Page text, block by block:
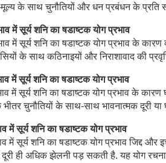
के साथ चुनौतियों और धन प्रबंधन के प्रति
में सूर्य शनि का षडाष्टक योग प्रभाव
में सूर्य शनि का षडाष्टक योग प्रभाव के
के साथ कठिनाइयों और निराशावाद की
में सूर्य शनि का षडाष्टक योग प्रभाव
में सूर्य शनि का षडाष्टक योग प्रभाव के
भीतर चुनौतियों के साथ-साथ भावनात्मक दूरी
में सूर्य शनि का षडाष्टक योग प्रभाव
सूर्य शनि का षडाष्टक योग प्रभाव जिद्द और
ही अधिक झेलनी पड़ सकती है. यह योग